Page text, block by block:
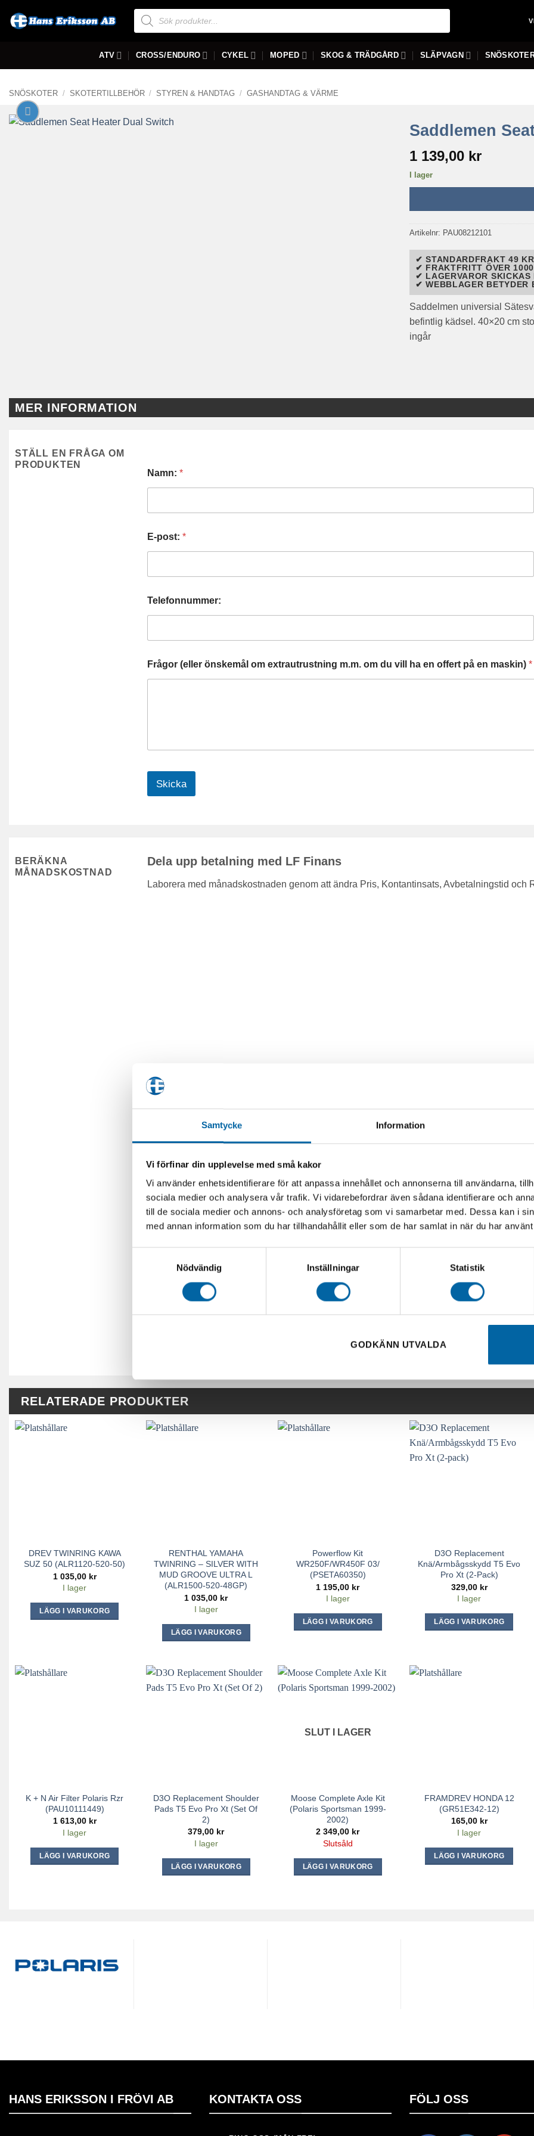
Samtycke Information
Vi förfinar din upplevelse med små kakor
Vi använder enhetsidentifierare för att anpassa innehållet och annonserna till användarna,
sociala medier och analysera vår trafik. Vi vidarebefordrar även sådana identifierare och
till de sociala medier och annons- och analysföretag som vi samarbetar med. Dessa kan i
med annan information som du har tillhandahållit eller som de har samlat in när du har
Nödvändig
Inställningar Statistik
GODKÄNN UTVALDA
Produktsökning
ATV CROSS/ENDURO CYKEL MOPED SKOG & TRÄDGÅRD SLÄPVAGN
SNÖSKOTER / SKOTERTILLBEHÖR / STYREN & HANDTAG / GASHANDTAG & VÄRME
Saddlemen
1 139,00 kr
I lager
Artikelnr: PAU08212101
✔ STANDARDFRAKT 49
✔ FRAKTFRITT ÖVER
✔ LAGERVAROR SKICKAS
✔ WEBBLAGER BETYDER
Saddelmen universial
befintlig kädsel. 40×20 cm
ingår
MER INFORMATION
STÄLL EN FRÅGA OM
PRODUKTEN
Namn:*
E-post:*
Telefonnummer:
Frågor (eller önskemål om extrautrustning m.m. om du vill ha en offert på en maskin)*
Skicka
BERÄKNA
MÅNADSKOSTNAD
Dela upp betalning med LF Finans
Laborera med månadskostnaden genom att ändra Pris, Kontantinsats, Avbetalningstid och
RELATERADE PRODUKTER
DREV TWINRING KAWA
SUZ 50 (ALR1120-520-50)
1 035,00 kr
I lager
LÄGG I VARUKORG
RENTHAL YAMAHA
TWINRING – SILVER WITH
MUD GROOVE ULTRA L
(ALR1500-520-48GP)
1 035,00 kr
I lager
LÄGG I VARUKORG
Powerflow Kit
WR250F/WR450F 03/
(PSETA60350)
1 195,00 kr
I lager
LÄGG I VARUKORG
D3O Replacement
Knä/Armbågsskydd T5 Evo
Pro Xt (2-Pack)
329,00 kr
I lager
LÄGG I VARUKORG
K + N Air Filter Polaris Rzr
(PAU10111449)
1 613,00 kr
I lager
LÄGG I VARUKORG
D3O Replacement Shoulder
Pads T5 Evo Pro Xt (Set Of
2)
379,00 kr
I lager
LÄGG I VARUKORG
SLUT I LAGER
Moose Complete Axle Kit
(Polaris Sportsman 1999-
2002)
2 349,00 kr
Slutsåld
LÄGG I VARUKORG
FRAMDREV HONDA 12
(GR51E342-12)
165,00 kr
I lager
LÄGG I VARUKORG
HANS ERIKSSON I FRÖVI AB KONTAKTA OSS FÖLJ OSS